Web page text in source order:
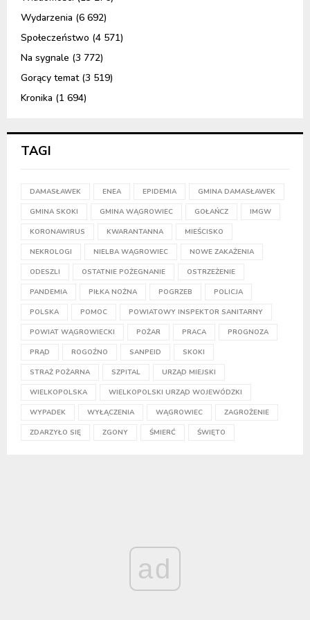
Wydarzenia (6 692)
Społeczeństwo (4 571)
Na sygnale (3 772)
Gorący temat(3 519)
Kronika (1 694)
TAGI
DAMASŁAWEK ENEA EPIDEMIA GMINA DAMASŁAWEK
GMINA SKOKI GMINA WĄGROWIEC GOŁAŃCZ IMGW
KORONAWIRUS KWARANTANNA MIEŚCISKO
NEKROLOGI NIELBA WĄGROWIEC NOWE ZAKAŻENIA
ODESZLI OSTATNIE POŻEGNANIE OSTRZEŻENIE
PANDEMIA PIŁKA NOŻNA POGRZEB POLICJA
POLSKA POMOC POWIATOWY INSPEKTOR SANITARNY
POWIAT WĄGROWIECKI POŻAR PRACA PROGNOZA
PRĄD ROGOŹNO SANPEID SKOKI
STRAŻ POŻARNA SZPITAL URZĄD MIEJSKI
WIELKOPOLSKA WIELKOPOLSKI URZĄD WOJEWÓDZKI
WYPADEK WYŁĄCZENIA WĄGROWIEC ZAGROŻENIE
ZDARZYŁO SIĘ ZGONY ŚMIERĆ ŚWIĘTO
ad